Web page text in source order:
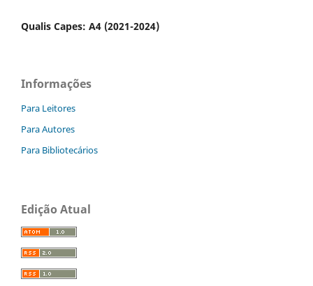
Qualis Capes: A4 (2021-2024)
Informações
Para Leitores
Para Autores
Para Bibliotecários
Edição Atual